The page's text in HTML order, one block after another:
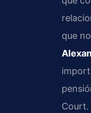
que
Court.